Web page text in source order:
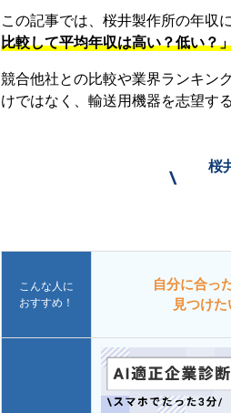
この記事では、桜井製作所の年収に
比較して平均年収は高い？低い？
競合他社との比較や業界ランキン
けではなく、輸送用機器を志望す
\
桜
こんな人に
おすすめ！
自分に合っ
見つけた